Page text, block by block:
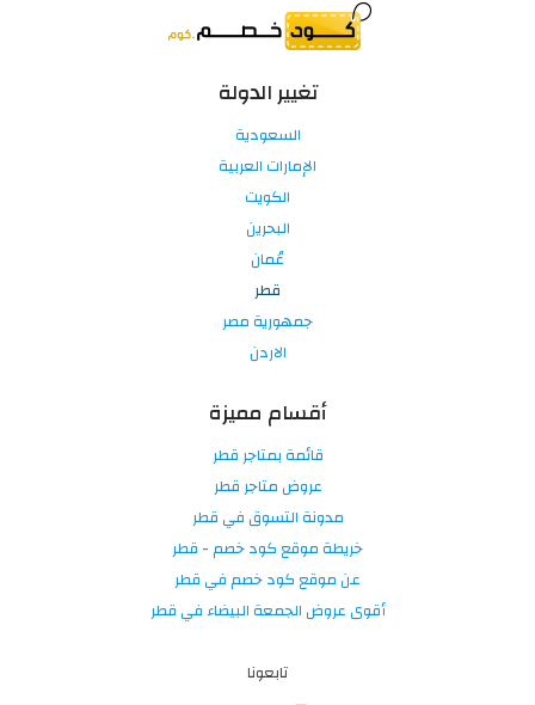
تغيير الدولة
السعودية
الإمارات العربية
الكويت
البحرين
عُمان
قطر
جمهورية مصر
الاردن
أقسام مميزة
قائمة بمتاجر قطر
عروض متاجر قطر
مدونة التسوق في قطر
خريطة موقع كود خصم - قطر
عن موقع كود خصم في قطر
أقوى عروض الجمعة البيضاء في قطر
تابعونا